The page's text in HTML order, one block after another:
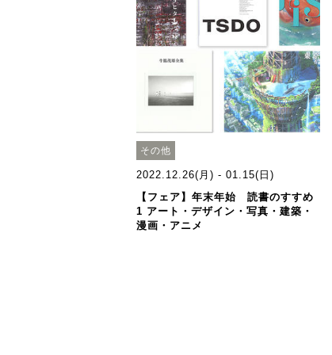
その他
2022.12.26(月) - 01.15(日)
【フェア】年末年始 読書のすすめ
1 アート・デザイン・写真・建築・
漫画・アニメ